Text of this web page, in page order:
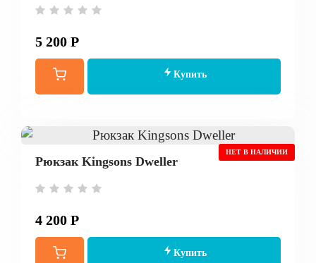
5 200 Р
Купить
НЕТ В НАЛИЧИИ
Рюкзак Kingsons Dweller
4 200 Р
Купить